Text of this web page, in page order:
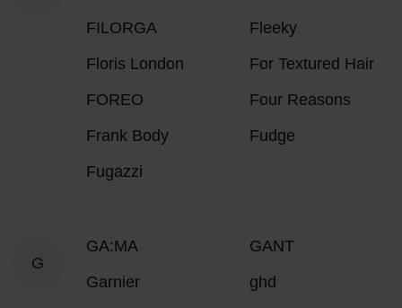
FILORGA
Fleeky
Floris London
For Textured Hair
FOREO
Four Reasons
Frank Body
Fudge
Fugazzi
G
GA:MA
GANT
Garnier
ghd